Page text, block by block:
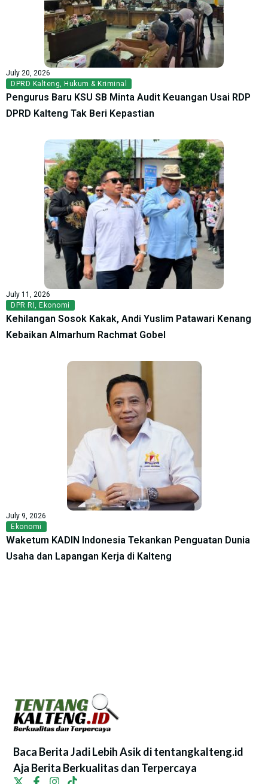
July 20, 2026
DPRD Kalteng, Hukum & Kriminal
Pengurus Baru KSU SB Minta Audit Keuangan Usai RDP
DPRD Kalteng Tak Beri Kepastian
July 11, 2026
DPR RI, Ekonomi
Kehilangan Sosok Kakak, Andi Yuslim Patawari Kenang
Kebaikan Almarhum Rachmat Gobel
July 9, 2026
Ekonomi
Waketum KADIN Indonesia Tekankan Penguatan Dunia
Usaha dan Lapangan Kerja di Kalteng
Baca Berita Jadi Lebih Asik di tentangkalteng.id
Aja Berita Berkualitas dan Terpercaya